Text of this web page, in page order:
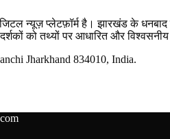
न्यूज़ प्लेटफ़ॉर्म है। झारखंड के
दर्शकों को तथ्यों पर आधारित और
Jharkhand 834010, India.